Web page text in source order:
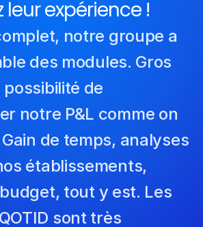
leur expérience !
notre groupe a
des modules. Gros
de
notre P&L comme on
de temps, analyses
établissements,
tout y est. Les
sont très